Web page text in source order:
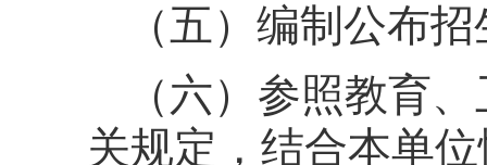
（五）编制公布
（六）参照教育
关规定，结合本单